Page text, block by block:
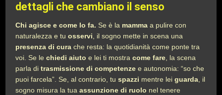
dettagli che cambiano il senso
Chi agisce e come lo fa. Se è la mamma a pulire con
naturalezza e tuosservi , il sogno mette in scena una
presenza di cura che resta: la quotidianità come ponte tra
voi. Se lechiedi aiuto e lei ti mostracome fare , la scena
parla ditrasmissione di competenze e autonomia: “so che
puoi farcela”. Se, al contrario, tuspazzi mentre leiguarda , il
sogno misura la tuaassunzione di ruolo nel tenere